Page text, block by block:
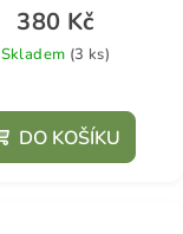
380 Kč
Skladem (3 ks)
DO KOŠÍKU